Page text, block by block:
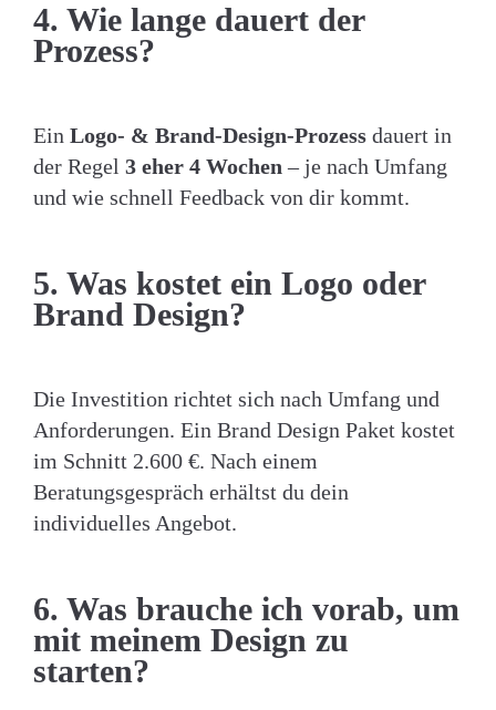
4. Wie lange dauert der
Prozess?
Ein Logo- & Brand-Design-Prozessdauert in
der Regel 3 eher 4 Wochen – je nach Umfang
und wie schnell Feedback von dir kommt.
5. Was kostet ein Logo oder
Brand Design?
Die Investition richtet sich nach Umfang und
Anforderungen. Ein Brand Design Paket kostet
im Schnitt 2.600 €. Nach einem
Beratungsgespräch erhältst du dein
individuelles Angebot.
6. Was brauche ich vorab, um
mit meinem Design zu
starten?